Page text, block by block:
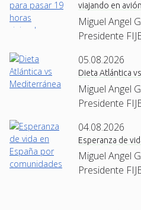
viajando en avión
Miguel Angel
Presidente
05.08.2026
Dieta Atlántica
Miguel Angel
Presidente
04.08.2026
Esperanza de
Miguel Angel
Presidente